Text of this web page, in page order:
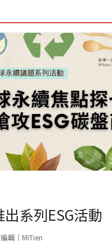
系列ESG活動
編輯｜MITien